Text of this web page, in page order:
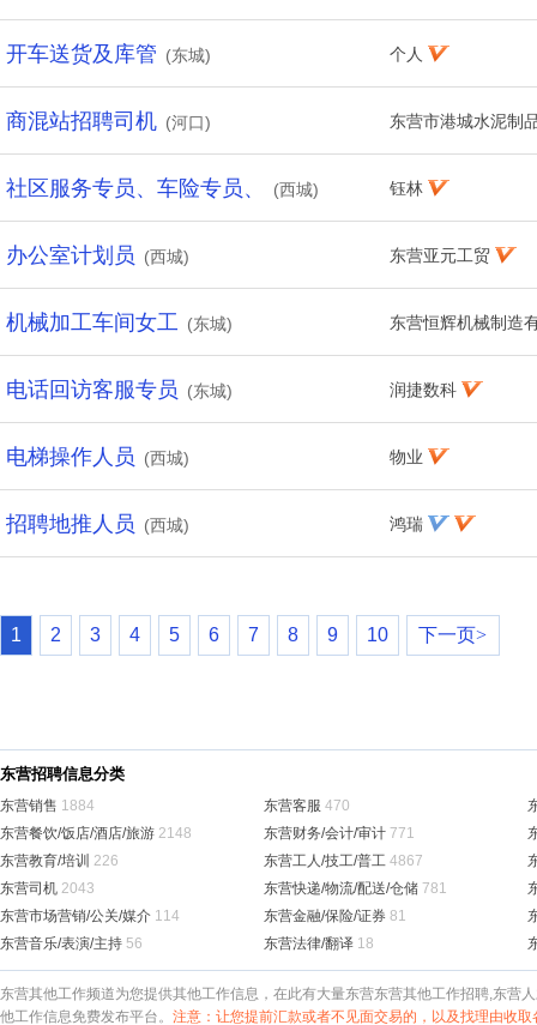
开车送货及库管 (东城) 个人
商混站招聘司机 (河口) 东营市港城水泥制
社区服务专员、车险专员、 (西城) 钰林
办公室计划员 (西城) 东营亚元工贸
机械加工车间女工 (东城) 东营恒辉机械制造
电话回访客服专员 (东城) 润捷数科
电梯操作人员 (西城) 物业
招聘地推人员 (西城) 鸿瑞
1 2 3 4 5 6 7 8 9 10 下一页>
东营招聘信息分类
东营销售 1884 东营客服 470
东营餐饮/饭店/酒店/旅游 2148 东营财务/会计/审计 771
东营教育/培训 226 东营工人/技工/普工 4867
东营司机 2043 东营快递/物流/配送/仓储 781
东营市场营销/公关/媒介 114 东营金融/保险/证券 81
东营音乐/表演/主持 56 东营法律/翻译 18
东营其他工作频道为您提供其他工作信息，在此有大量东营东营其他工作招聘,东
他工作信息免费发布平台。 注意：让您提前汇款或者不见面交易的，以及找理由收